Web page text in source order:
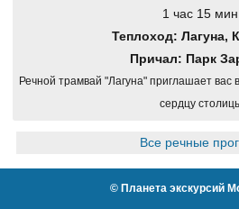
1 час 15
Теплоход: Лагуна,
Причал: Парк
Речной трамвай "Лагуна" приглашает
сердцу
Все речные
© Планета экскурсий